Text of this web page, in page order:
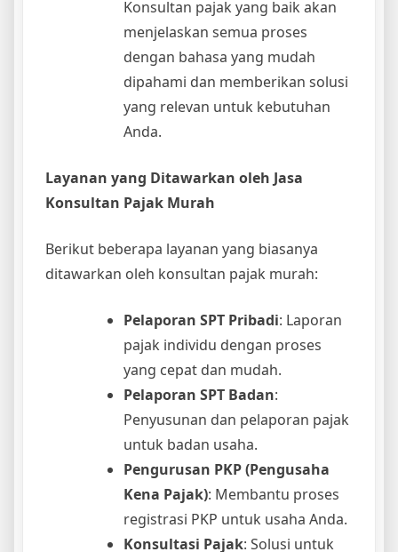
Konsultan pajak yang baik akan
menjelaskan semua proses
dengan bahasa yang mudah
dipahami dan memberikan solusi
yang relevan untuk kebutuhan
Anda.
Layanan yang Ditawarkan oleh Jasa
Konsultan Pajak Murah
Berikut beberapa layanan yang biasanya
ditawarkan oleh konsultan pajak murah:
Pelaporan SPT Pribadi: Laporan
pajak individu dengan proses
yang cepat dan mudah.
Pelaporan SPT Badan:
Penyusunan dan pelaporan pajak
untuk badan usaha.
Pengurusan PKP (Pengusaha
Kena Pajak): Membantu proses
registrasi PKP untuk usaha Anda.
Konsultasi Pajak: Solusi untuk